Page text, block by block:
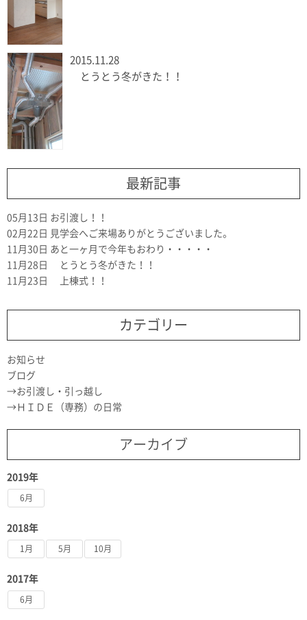
2015.11.28
とうとう冬がきた！！
最新記事
05月13日 お引渡し！！
02月22日 見学会へご来場ありがとうございました。
11月30日 あと一ヶ月で今年もおわり・・・・・
11月28日
とうとう冬がきた！！
11月23日
上棟式！！
カテゴリー
お知らせ
ブログ
お引渡し・引っ越し
ＨＩＤＥ（専務）の日常
アーカイブ
2019年
6月
2018年
1月 5月 10月
2017年
6月